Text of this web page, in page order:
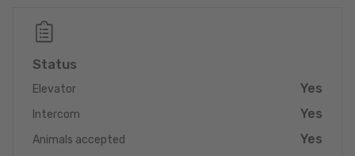
Prix app. C1 avec empl. int. HTVA : EUR 531.350,-
Prix app. C1 avec empl. int. TTC 17% : EUR 605.862,-
détaillée, veuillez nous contacter par email info@immonord.lu
Status
Elevator Yes
Intercom Yes
Animals accepted Yes